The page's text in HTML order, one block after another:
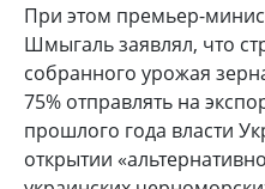
При этом премьер-
Шмыгаль заявлял, что
собранного урожая
75% отправлять на
прошлого года власти
открытии